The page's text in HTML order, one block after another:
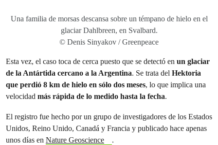
Una familia de morsas descansa sobre un témpano de hielo en el
glaciar Dahlbreen, en Svalbard.
© Denis Sinyakov / Greenpeace
Esta vez, el caso toca de cerca puesto que se detectó en un glaciar
de la Antártida cercano a la Argentina. Se trata del Hektoria
que perdió 8 km de hielo en sólo dos meses, lo que implica una
velocidad más rápida de lo medido hasta la fecha.
El registro fue hecho por un grupo de investigadores de los Estados
Unidos, Reino Unido, Canadá y Francia y publicado hace apenas
unos días en Nature Geoscience .